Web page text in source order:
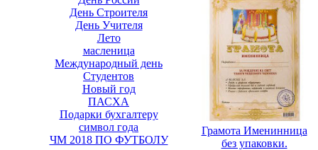
День Строителя
День Учителя
Лето
масленица
Международный день
Студентов
Новый год
ПАСХА
Подарки бухгалтеру
символ года
ЧМ 2018 ПО ФУТБОЛУ
Грамота Именинница
без упаковки.